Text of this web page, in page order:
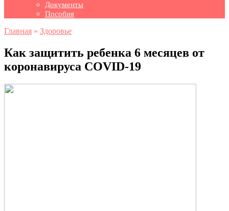
Документы
Пособия
Главная » Здоровье
Как защитить ребенка 6 месяцев от
коронавируса COVID-19